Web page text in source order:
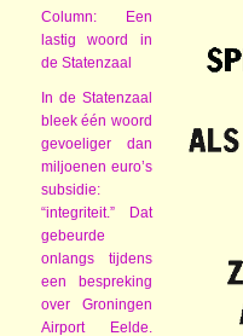
Column: Een
lastig woord in
de Statenzaal
In de Statenzaal
bleek één woord
gevoeliger dan
miljoenen euro’s
subsidie:
“integriteit.” Dat
gebeurde
onlangs tijdens
een bespreking
over Groningen
Airport Eelde.